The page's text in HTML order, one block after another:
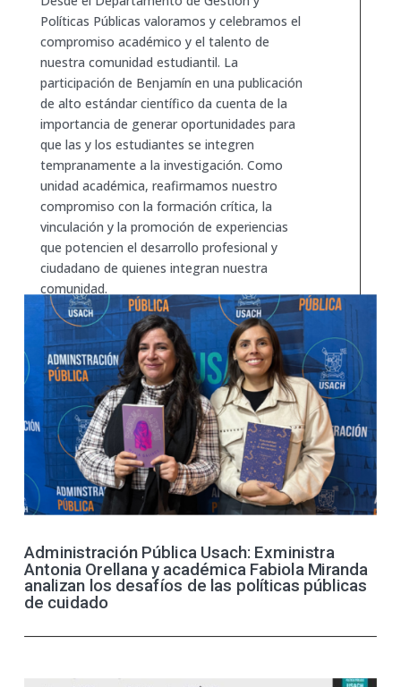
Políticas Públicas valoramos y celebramos el
compromiso académico y el talento de
nuestra comunidad estudiantil. La
participación de Benjamín en una publicación
de alto estándar científico da cuenta de la
importancia de generar oportunidades para
que las y los estudiantes se integren
tempranamente a la investigación. Como
unidad académica, reafirmamos nuestro
compromiso con la formación crítica, la
vinculación y la promoción de experiencias
que potencien el desarrollo profesional y
ciudadano de quienes integran nuestra
comunidad.
Ver paper completoAQUÍ.
Administración Pública Usach: Exministra
Antonia Orellana y académica Fabiola Miranda
analizan los desafíos de las políticas públicas
de cuidado